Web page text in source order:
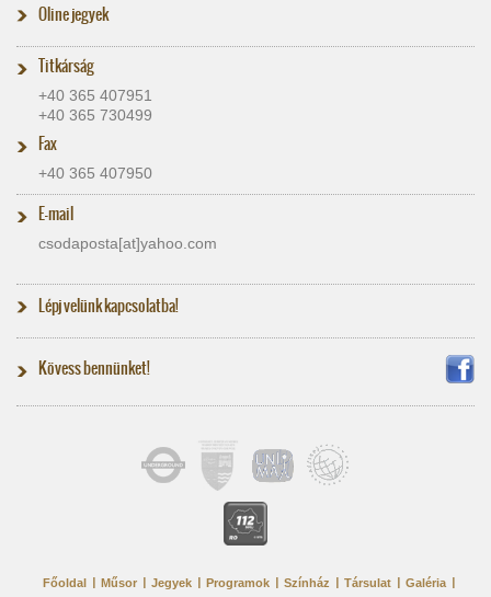
Oline jegyek
Titkárság
+40 365 407951
+40 365 730499
Fax
+40 365 407950
E-mail
csodaposta[at]​yahoo.com
Lépj velünk kapcsolatba!
Kövess bennünket!
Főoldal Műsor Jegyek Programok Színház Társulat
Galéria